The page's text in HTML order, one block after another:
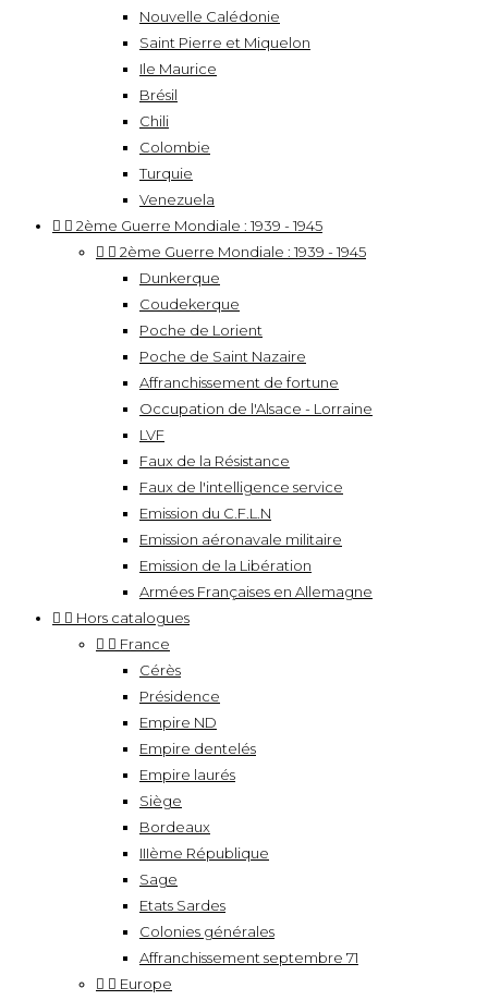
Nouvelle Calédonie
Saint Pierre et Miquelon
Ile Maurice
Brésil
Chili
Colombie
Turquie
Venezuela
  2ème Guerre Mondiale : 1939 - 1945
  2ème Guerre Mondiale : 1939 - 1945
Dunkerque
Coudekerque
Poche de Lorient
Poche de Saint Nazaire
Affranchissement de fortune
Occupation de l'Alsace - Lorraine
LVF
Faux de la Résistance
Faux de l'intelligence service
Emission du C.F.L.N
Emission aéronavale militaire
Emission de la Libération
Armées Françaises en Allemagne
  Hors catalogues
  France
Cérès
Présidence
Empire ND
Empire dentelés
Empire laurés
Siège
Bordeaux
IIIème République
Sage
Etats Sardes
Colonies générales
Affranchissement septembre 71
  Europe